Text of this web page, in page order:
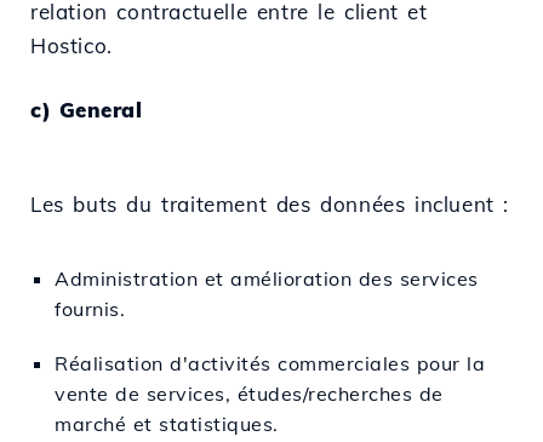
relation contractuelle entre le client et
Hostico.
c) General
Les buts du traitement des données incluent :
Administration et amélioration des services
fournis.
Réalisation d'activités commerciales pour la
vente de services, études/recherches de
marché et statistiques.